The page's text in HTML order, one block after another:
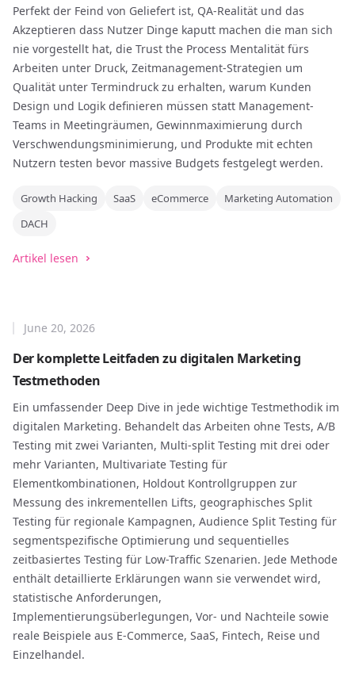
Perfekt der Feind von Geliefert ist, QA-Realität und das
Akzeptieren dass Nutzer Dinge kaputt machen die man sich
nie vorgestellt hat, die Trust the Process Mentalität fürs
Arbeiten unter Druck, Zeitmanagement-Strategien um
Qualität unter Termindruck zu erhalten, warum Kunden
Design und Logik definieren müssen statt Management-
Teams in Meetingräumen, Gewinnmaximierung durch
Verschwendungsminimierung, und Produkte mit echten
Nutzern testen bevor massive Budgets festgelegt werden.
Growth Hacking SaaS eCommerce
Marketing Automation
DACH
Artikel lesen
Der komplette Leitfaden zu digitalen Marketing
Testmethoden
June 20, 2026
Ein umfassender Deep Dive in jede wichtige Testmethodik im
digitalen Marketing. Behandelt das Arbeiten ohne Tests, A/B
Testing mit zwei Varianten, Multi-split Testing mit drei oder
mehr Varianten, Multivariate Testing für
Elementkombinationen, Holdout Kontrollgruppen zur
Messung des inkrementellen Lifts, geographisches Split
Testing für regionale Kampagnen, Audience Split Testing für
segmentspezifische Optimierung und sequentielles
zeitbasiertes Testing für Low-Traffic Szenarien. Jede Methode
enthält detaillierte Erklärungen wann sie verwendet wird,
statistische Anforderungen,
Implementierungsüberlegungen, Vor- und Nachteile sowie
reale Beispiele aus E-Commerce, SaaS, Fintech, Reise und
Einzelhandel.